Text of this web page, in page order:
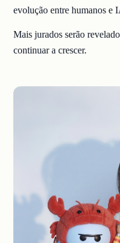
evolução entre humanos e
Mais jurados serão
continuar a crescer.